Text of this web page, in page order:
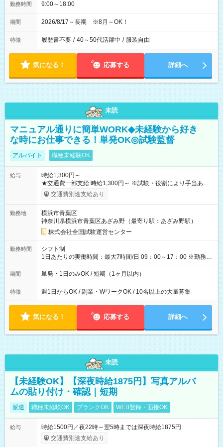
勤務時間 9:00～18:00
期間 2026/8/17～長期 ※8月～OK！
特徴 履歴書不要 / 40～50代活躍中 / 服装自由
気になる！ 応募する 詳細へ
未読
マニュアル通りに簡単WORK◆未経験から好き
な時にお仕事できる！単発OK◎試験監督
アルバイト 職種未経験OK
給与
時給1,300円～
★交通費一部支給 時給1,300円～ ※試験・役割により手当あり
※勤務回数により昇給あり 【即給（前払い）オプションあ
り！】 希望される場合、勤務から1週間ほどで給与の一部を受け
例】 ・河合塾模擬試験 8:30～17:30（休憩1時間） 時給1,300円
×8時間＝日収10,400円＋交通費 ※当日の役割により時給＋100
円の場合あり ・国家試験 7:00～13:30（休憩なし） 時給1,300
円（役割手当＋100円）×6時間＝日収8,400円＋交通費 【試用期
間】試用期間なし
交通費別途支給あり
勤務地
横浜市青葉区
神奈川県横浜市青葉区あざみ野（最寄り駅：あざみ野駅）
株式会社全国試験運営センター
勤務時間
シフト制
1日あたりの実働時間：最大7時間/日 09：00～17：00 ※勤務時
間は 試験により異なります。
期間 単発・1日のみOK / 短期（1ヶ月以内）
特徴 週1日からOK / 副業・WワークOK / 10名以上の大量募集
気になる！ 応募する 詳細へ
未読
【未経験OK】【深夜時給1875円】写真アルバ
ムの貼り付け・確認｜短期
派遣 職種未経験OK ブランクOK WEB登録・面接OK
給与
時給1500円／夜22時～翌5時までは深夜時給1875円
交通費別途支給あり